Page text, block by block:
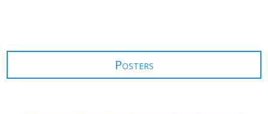
Posters